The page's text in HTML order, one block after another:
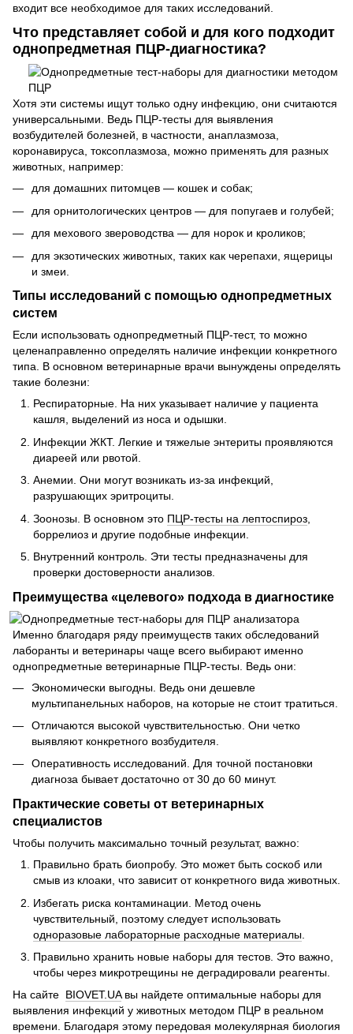
входит все необходимое для таких исследований.
Что представляет собой и для кого подходит
однопредметная ПЦР-диагностика?
Хотя эти системы ищут только одну инфекцию, они считаются
универсальными. Ведь ПЦР-тесты для выявления
возбудителей болезней, в частности, анаплазмоза,
коронавируса, токсоплазмоза, можно применять для разных
животных, например:
для домашних питомцев — кошек и собак;
для орнитологических центров — для попугаев и голубей;
для мехового звероводства — для норок и кроликов;
для экзотических животных, таких как черепахи, ящерицы
и змеи.
Типы исследований с помощью однопредметных
систем
Если использовать однопредметный ПЦР-тест, то можно
целенаправленно определять наличие инфекции конкретного
типа. В основном ветеринарные врачи вынуждены определять
такие болезни:
Респираторные. На них указывает наличие у пациента
кашля, выделений из носа и одышки.
Инфекции ЖКТ. Легкие и тяжелые энтериты проявляются
диареей или рвотой.
Анемии. Они могут возникать из-за инфекций,
разрушающих эритроциты.
Зоонозы. В основном это ПЦР-тесты на лептоспироз
боррелиоз и другие подобные инфекции.
Внутренний контроль. Эти тесты предназначены для
проверки достоверности анализов.
Преимущества «целевого» подхода в диагностике
Именно благодаря ряду преимуществ таких обследований
лаборанты и ветеринары чаще всего выбирают именно
однопредметные ветеринарные ПЦР-тесты. Ведь они:
Экономически выгодны. Ведь они дешевле
мультипанельных наборов, на которые не стоит тратиться.
Отличаются высокой чувствительностью. Они четко
выявляют конкретного возбудителя.
Оперативность исследований. Для точной постановки
диагноза бывает достаточно от 30 до 60 минут.
Практические советы от ветеринарных
специалистов
Чтобы получить максимально точный результат, важно:
Правильно брать биопробу. Это может быть соскоб или
смыв из клоаки, что зависит от конкретного вида животных.
Избегать риска контаминации. Метод очень
чувствительный, поэтому следует использовать
одноразовые лабораторные расходные материалы
Правильно хранить новые наборы для тестов. Это важно,
чтобы через микротрещины не деградировали реагенты.
На сайте BIOVET.UAвы найдете оптимальные наборы для
выявления инфекций у животных методом ПЦР в реальном
времени. Благодаря этому передовая молекулярная биология